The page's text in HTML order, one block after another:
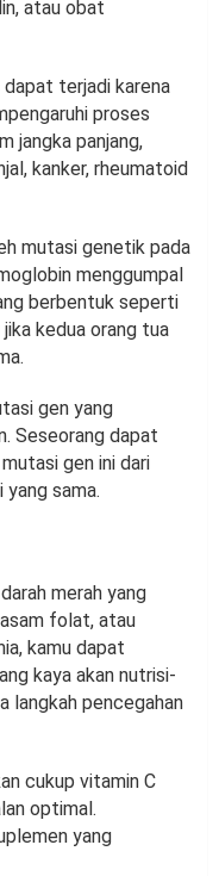
atau obat
dapat terjadi karena
proses
jangka panjang,
kanker, rheumatoid
mutasi genetik pada
menggumpal
berbentuk seperti
kedua orang tua
gen yang
Seseorang dapat
gen ini dari
sama.
merah yang
folat, atau
kamu dapat
kaya akan nutrisi-
langkah pencegahan
cukup vitamin C
optimal.
yang